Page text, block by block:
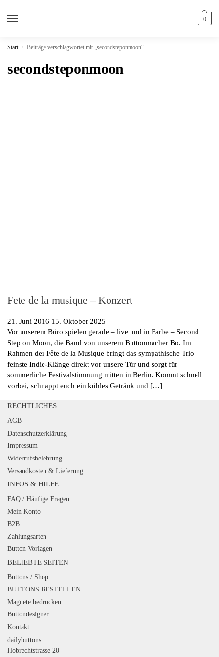
0
Start / Beiträge verschlagwortet mit „secondsteponmoon“
secondsteponmoon
Fete de la musique – Konzert
21. Juni 2016 15. Oktober 2025
Vor unserem Büro spielen gerade – live und in Farbe – Second
Step on Moon, die Band von unserem Buttonmacher Bo. Im
Rahmen der Fête de la Musique bringt das sympathische Trio
feinste Indie-Klänge direkt vor unsere Tür und sorgt für
sommerliche Festivalstimmung mitten in Berlin. Kommt schnell
vorbei, schnappt euch ein kühles Getränk und […]
RECHTLICHES
AGB
Datenschutzerklärung
Impressum
Widerrufsbelehrung
Versandkosten & Lieferung
INFOS & HILFE
FAQ / Häufige Fragen
Mein Konto
B2B
Zahlungsarten
Button Vorlagen
BELIEBTE SEITEN
Buttons / Shop
BUTTONS BESTELLEN
Magnete bedrucken
Buttondesigner
Kontakt
dailybuttons
Hobrechtstrasse 20